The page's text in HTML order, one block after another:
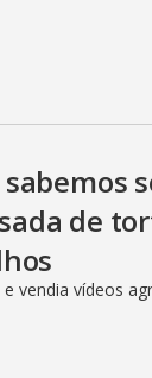
de
vendia vídeos